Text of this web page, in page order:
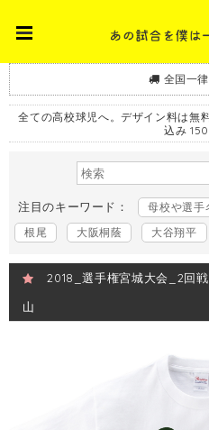
全国一律
全ての高校球児へ。デザイン料は無
込み
注目のキーワード： 母校や選手
根尾
大阪桐蔭 大谷翔平
2018_選手権宮城大会_2回
山